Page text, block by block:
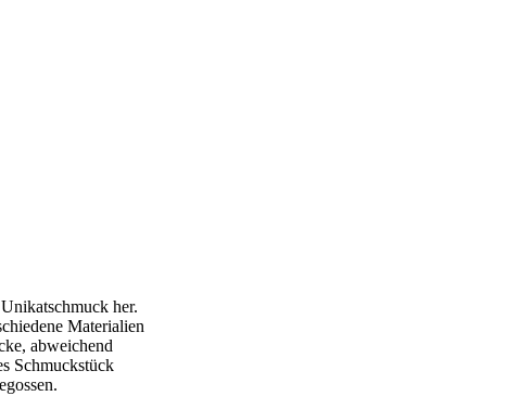
her.
Materialien
abweichend
Schmuckstück